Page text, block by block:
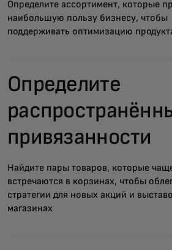
Определите ассортимент, которые
наибольшую пользу бизнесу, чтобы
поддерживать оптимизацию
Определите
привязанности
Найдите пары товаров, которые
встречаются в корзинах, чтобы
стратегии для новых акций и
магазинах